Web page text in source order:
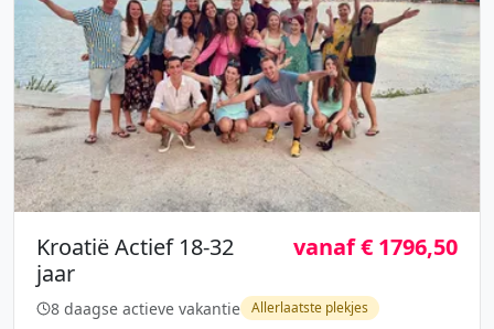
Kroatië Actief 18-32
jaar
vanaf € 1796,50
8 daagse actieve vakantie Allerlaatste plekjes